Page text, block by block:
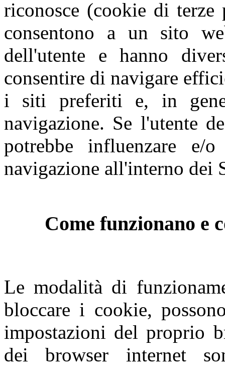
riconosce (cookie di
consentono a un sito
dell'utente e hanno
consentire di navigare
i siti preferiti e, in
navigazione. Se l'utente
potrebbe influenzare e/
navigazione all'interno dei
Come funzionano e
Le modalità di
bloccare i cookie,
impostazioni del proprio
dei browser internet